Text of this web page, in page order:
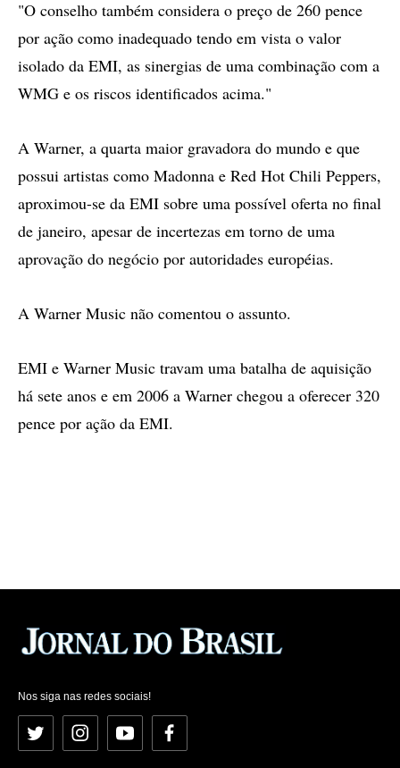
"O conselho também considera o preço de 260 pence
por ação como inadequado tendo em vista o valor
isolado da EMI, as sinergias de uma combinação com a
WMG e os riscos identificados acima."
A Warner, a quarta maior gravadora do mundo e que
possui artistas como Madonna e Red Hot Chili Peppers,
aproximou-se da EMI sobre uma possível oferta no final
de janeiro, apesar de incertezas em torno de uma
aprovação do negócio por autoridades européias.
A Warner Music não comentou o assunto.
EMI e Warner Music travam uma batalha de aquisição
há sete anos e em 2006 a Warner chegou a oferecer 320
pence por ação da EMI.
Nos siga nas redes sociais!
Twitter InstagramYouTubeFacebook